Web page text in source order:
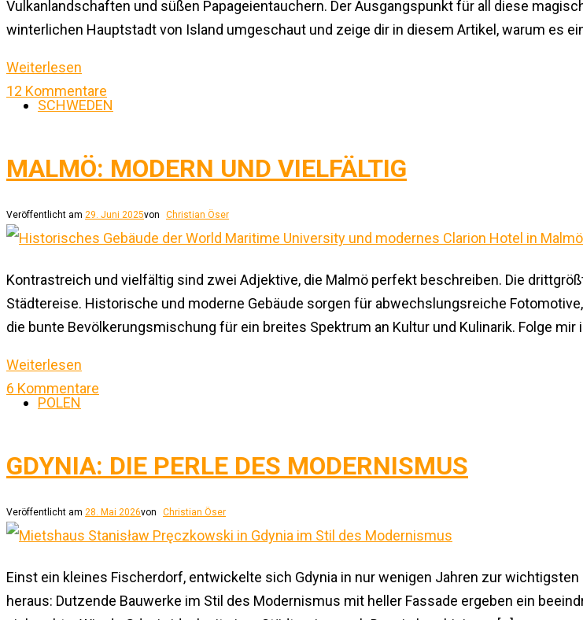
Vulkanlandschaften und süßen Papageientauchern. Der Ausgangspunkt für all diese
winterlichen Hauptstadt von Island umgeschaut und zeige dir in diesem Artikel, warum es
Weiterlesen
12 Kommentare
SCHWEDEN
MALMÖ: MODERN UND VIELFÄLTIG
Veröffentlicht am 29. Juni 2025von Christian Öser
Kontrastreich und vielfältig sind zwei Adjektive, die Malmö perfekt beschreiben. Die
Städtereise. Historische und moderne Gebäude sorgen für abwechslungsreiche
die bunte Bevölkerungsmischung für ein breites Spektrum an Kultur und Kulinarik. Folge mir
Weiterlesen
6 Kommentare
POLEN
GDYNIA: DIE PERLE DES MODERNISMUS
Veröffentlicht am 28. Mai 2026von Christian Öser
Einst ein kleines Fischerdorf, entwickelte sich Gdynia in nur wenigen Jahren zur
heraus: Dutzende Bauwerke im Stil des Modernismus mit heller Fassade ergeben ein